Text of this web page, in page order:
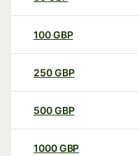
100GBP
250GBP
500GBP
1000GBP